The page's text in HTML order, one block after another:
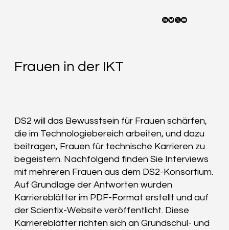
Frauen in der IKT
DS2 will das Bewusstsein für Frauen schärfen,
die im Technologiebereich arbeiten, und dazu
beitragen, Frauen für technische Karrieren zu
begeistern. Nachfolgend finden Sie Interviews
mit mehreren Frauen aus dem DS2-Konsortium.
Auf Grundlage der Antworten wurden
Karriereblätter im PDF-Format erstellt und auf
der Scientix-Website veröffentlicht. Diese
Karriereblätter richten sich an Grundschul- und